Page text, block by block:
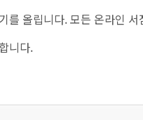
를 올립니다. 모든 온라인
니다.